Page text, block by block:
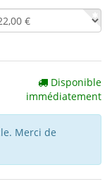
Disponible
immédiatement
Merci de